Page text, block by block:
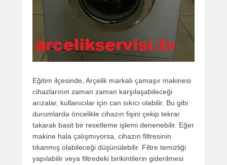
Eğitim ilçesinde, Arçelik markalı çamaşır makinesi
cihazlarının zaman zaman karşılaşabileceği
arızalar, kullanıcılar için can sıkıcı olabilir. Bu gibi
durumlarda öncelikle cihazın fişini çekip tekrar
takarak basit bir resetleme işlemi denenebilir. Eğer
makine hala çalışmıyorsa, cihazın filtresinin
tıkanmış olabileceği düşünülebilir. Filtre temizliği
yapılabilir veya filtredeki birikintilerin giderilmesi